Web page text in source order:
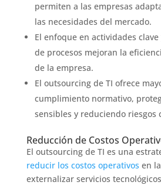
permiten a las empresas
las necesidades del mercado.
El enfoque en actividades
de procesos mejoran la
de la empresa.
El outsourcing de TI ofrece
cumplimiento normativo,
sensibles y reduciendo riesgos
Reducción de Costos
El outsourcing de TI es una
reducir los costos operativos en
externalizar servicios